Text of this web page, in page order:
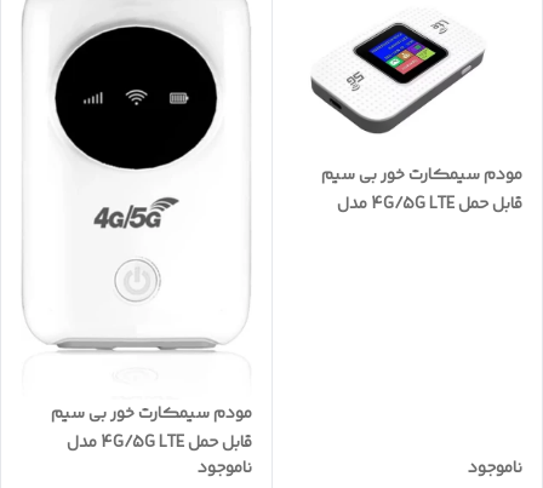
مودم سیمکارت خور بی سیم
قابل‌ حمل 4G/5G LTE مدل
ناموجود
مودم سیمکارت خور بی سیم
قابل‌ حمل 4G/5G LTE مدل
D3200
ناموجود